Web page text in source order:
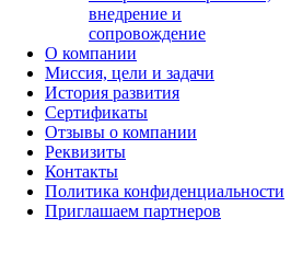
внедрение и
сопровождение
О компании
Миссия, цели и задачи
История развития
Сертификаты
Отзывы о компании
Реквизиты
Контакты
Политика конфиденциальности
Приглашаем партнеров